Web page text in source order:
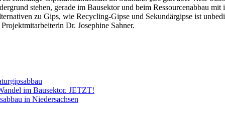
stehen, gerade im Bausektor und beim Ressourcenabbau mit
zu Gips, wie Recycling-Gipse und Sekundärgipse ist
Dr. Josephine Sahner.
im Bausektor. JETZT!
in Niedersachsen